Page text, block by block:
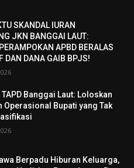
SKANDAL IURAN
JKN BANGGAI LAUT:
APBD BERALAS
DAN DANA GAIB BPJS!
Banggai Laut: Loloskan
Operasional Bupati yang Tak
Berpadu Hiburan Keluarga,